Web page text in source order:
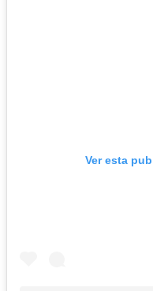
Ver esta